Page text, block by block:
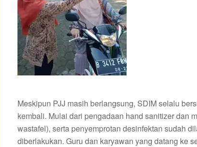
Meskipun PJJ masih berlangsung, SDIM selalu
kembali. Mulai dari pengadaan hand sanitizer dan
wastafel), serta penyemprotan desinfektan sudah
diberlakukan. Guru dan karyawan yang datang ke